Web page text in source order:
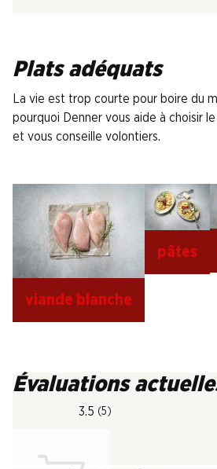
Plats adéquats
La vie est trop courte pour boire du
pourquoi Denner vous aide à choisir
et vous conseille volontiers.
viande blanche
pâtes
Évaluations
3.5 (5)